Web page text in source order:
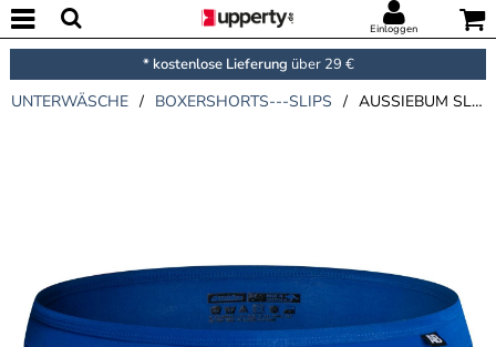
Einloggen
* kostenlose Lieferung über 29 €
UNTERWÄSCHE / BOXERSHORTS---SLIPS / AUSSIEBUM SLICK BRIEF